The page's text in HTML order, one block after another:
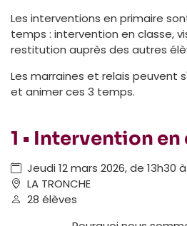
Les interventions en primaire
temps : intervention en classe,
restitution auprès des autres
Les marraines et relais peuvent
et animer ces 3 temps.
1 • Intervention en
Jeudi 12 mars 2026, de 13h30
LA TRONCHE
28 élèves